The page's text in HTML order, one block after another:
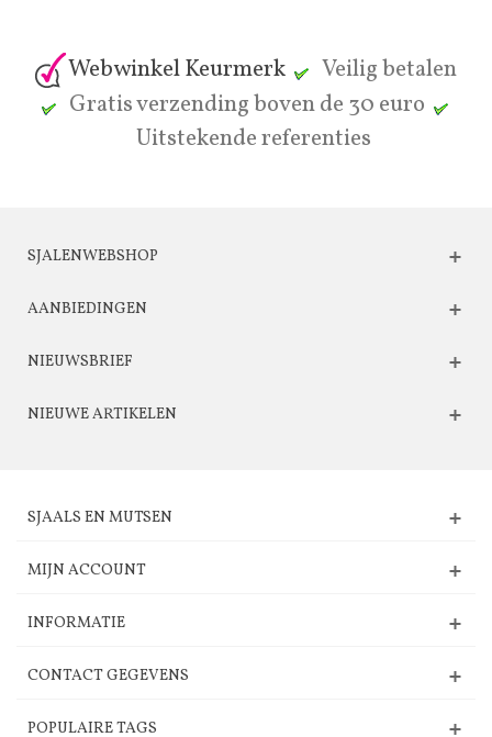
Webwinkel Keurmerk
Veilig betalen
Gratis verzending boven de 30 euro
Uitstekende referenties
SJALENWEBSHOP
AANBIEDINGEN
NIEUWSBRIEF
NIEUWE ARTIKELEN
SJAALS EN MUTSEN
MIJN ACCOUNT
INFORMATIE
CONTACT GEGEVENS
POPULAIRE TAGS